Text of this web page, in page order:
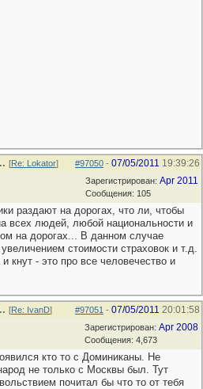
#97050 - 07/05/2011 19:39:26
[Re: Lokator]
Зарегистрирован: Apr 2011
Сообщения: 105
раздают на дорогах, что ли, чтобы
всех людей, любой национальности и
на дорогах... В данном случае
стоимости страховок и т.д.
кнут - это про все человечество и
#97051 - 07/05/2011 20:01:58
[Re: IvanD]
Зарегистрирован: Apr 2008
Сообщения: 4,673
кто то с Доминиканы. Не
не только с Москвы был. Тут
почитал бы что то от тебя